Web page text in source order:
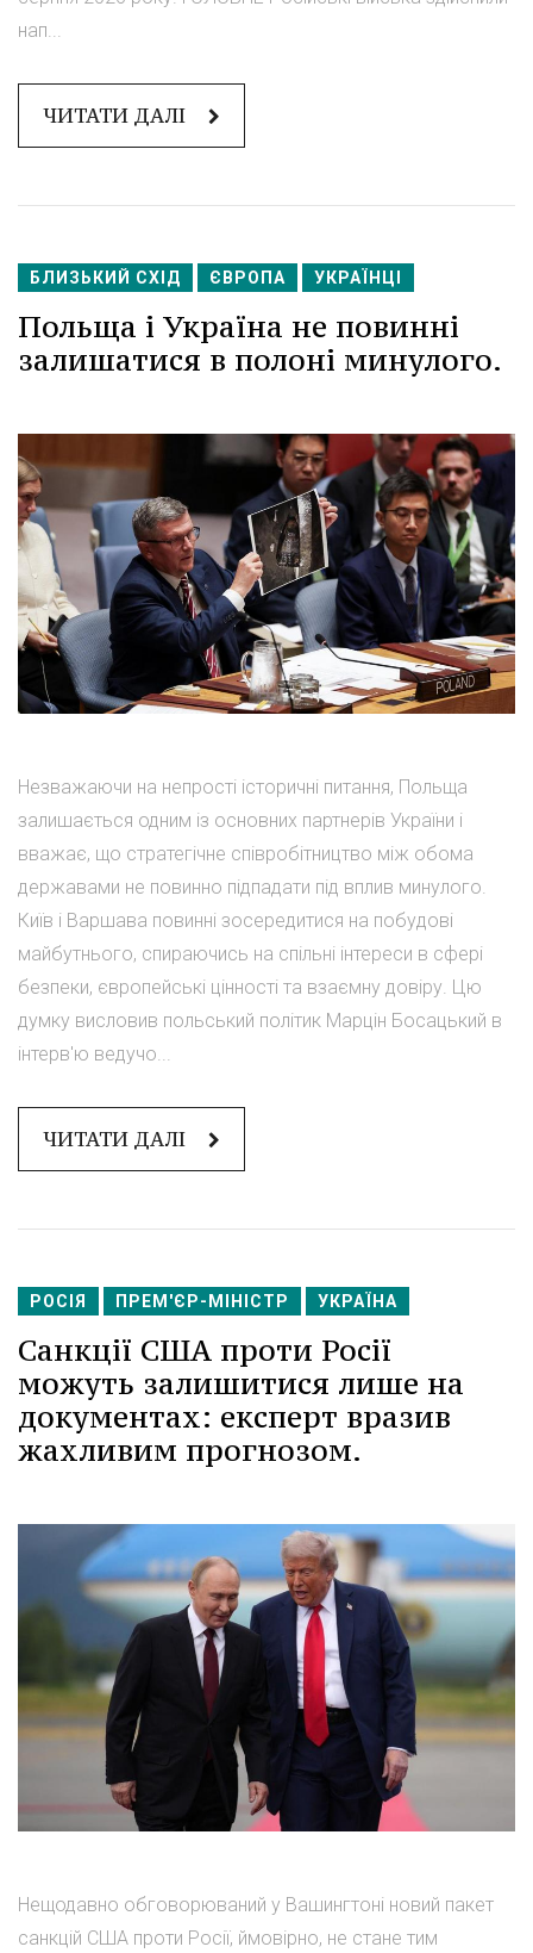
нап...
ЧИТАТИ ДАЛІ
БЛИЗЬКИЙ СХІД ЄВРОПА УКРАЇНЦІ
Польща і Україна не повинні
залишатися в полоні минулого.
Незважаючи на непрості історичні питання, Польща
залишається одним із основних партнерів України і
вважає, що стратегічне співробітництво між обома
державами не повинно підпадати під вплив минулого.
Київ і Варшава повинні зосередитися на побудові
майбутнього, спираючись на спільні інтереси в сфері
безпеки, європейські цінності та взаємну довіру. Цю
думку висловив польський політик Марцін Босацький в
інтерв'ю ведучо...
ЧИТАТИ ДАЛІ
РОСІЯ ПРЕМ'ЄР-МІНІСТР УКРАЇНА
Санкції США проти Росії
можуть залишитися лише на
документах: експерт вразив
жахливим прогнозом.
Нещодавно обговорюваний у Вашингтоні новий пакет
санкцій США проти Росії, ймовірно, не стане тим